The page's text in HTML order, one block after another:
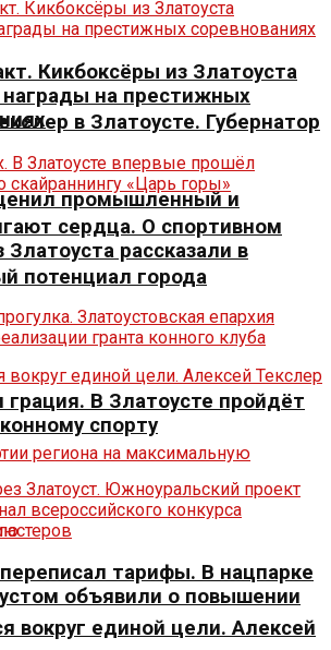
в Златоусте. Губернатор
промышленный и
потенциал города
вокруг единой цели. Алексей
Кикбоксёры из Златоуста
награды на престижных
сердца. О спортивном
Златоуста рассказали в
грация. В Златоусте пройдёт
спорту
переписал тарифы. В нацпарке
объявили о повышении